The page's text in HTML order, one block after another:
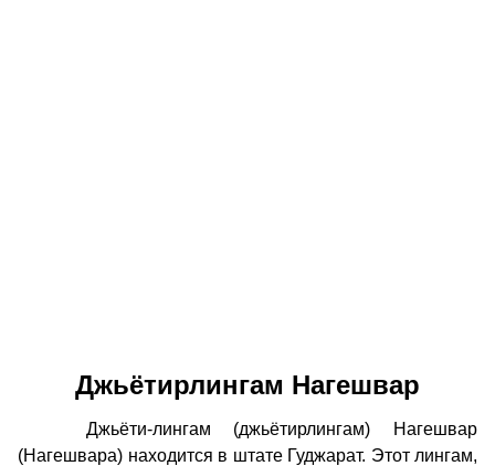
Джьётирлингам Нагешвар
Джьёти-лингам (джьётирлингам) Нагешвар
(Нагешвара) находится в штате Гуджарат. Этот лингам,